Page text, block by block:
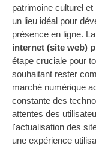
patrimoine culturel
un lieu idéal pour
présence en ligne. La
internet (site web)
étape cruciale pour
souhaitant rester
marché numérique
constante des
attentes des
l'actualisation des
une expérience